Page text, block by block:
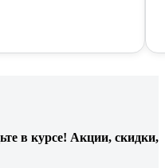
в курсе! Акции, скидки,